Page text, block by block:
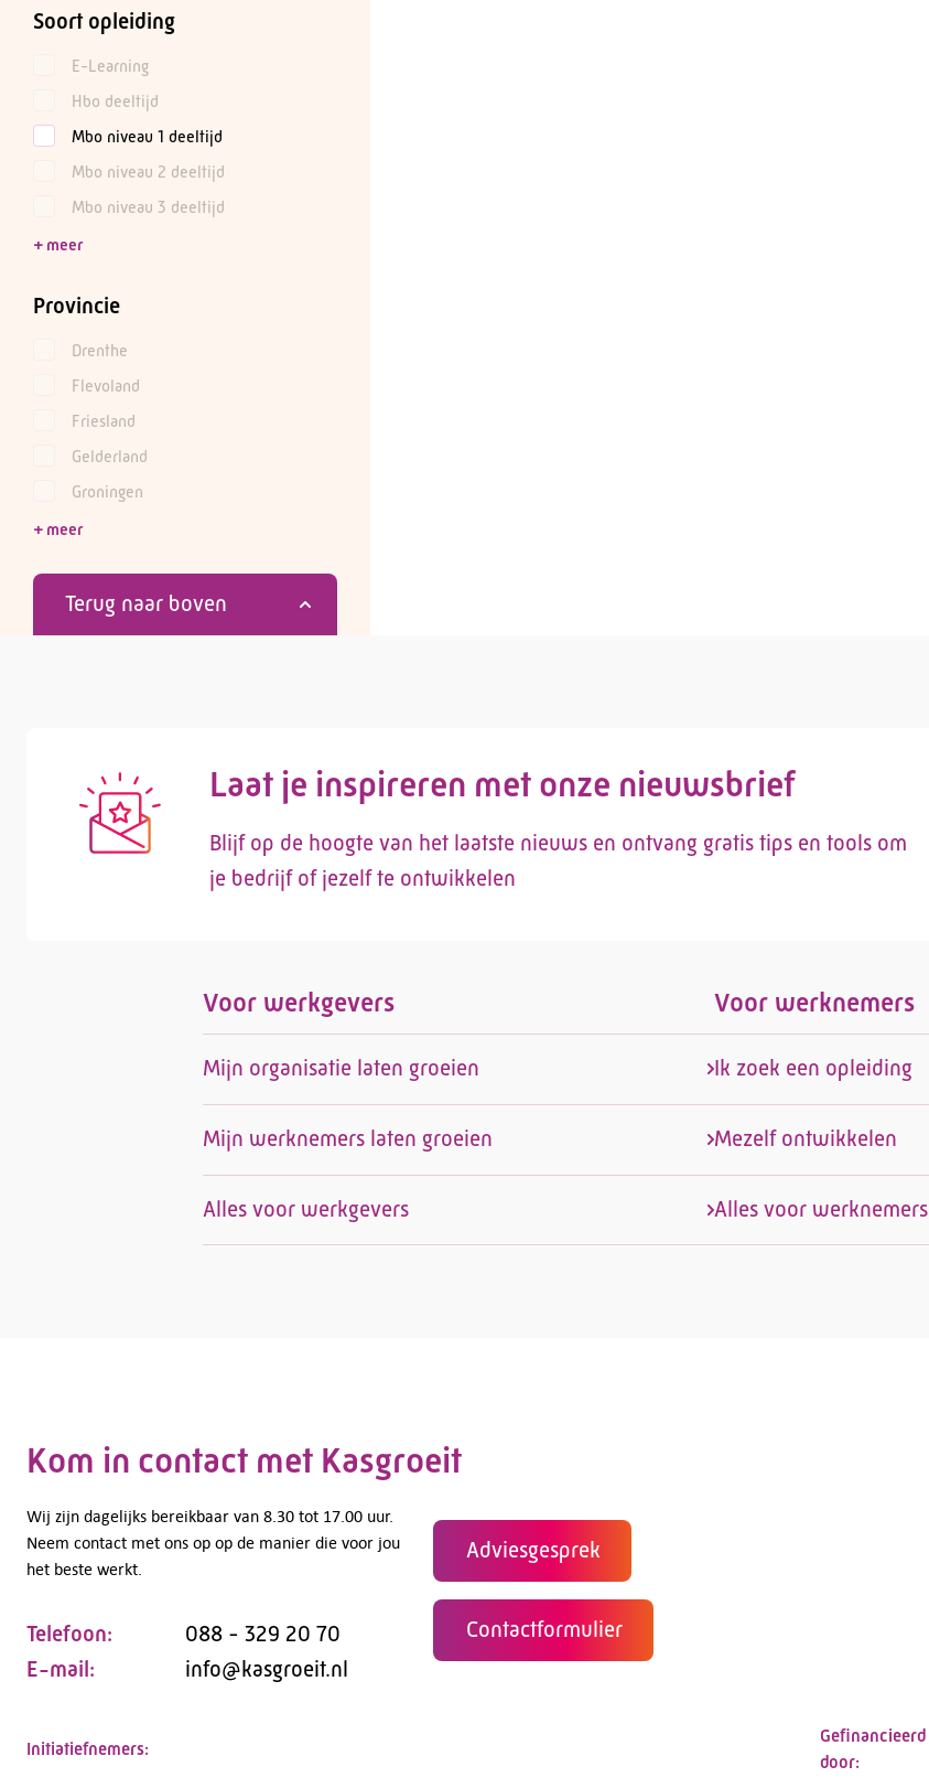
Soort opleiding
E-Learning
Hbo deeltijd
Mbo niveau 1 deeltijd
Mbo niveau 2 deeltijd
Mbo niveau 3 deeltijd
Provincie
Drenthe
Flevoland
Friesland
Gelderland
Groningen
Terug naar boven
Laat je inspireren met onze nieuwsbrief
Blijf op de hoogte van het laatste nieuws en ontvang gratis tips en tools om
je bedrijf of jezelf te ontwikkelen
Voor werkgevers
Mijn organisatie laten groeien
Mijn werknemers laten groeien
Alles voor werkgevers
Voor werknemers
Ik zoek een opleiding
Mezelf ontwikkelen
Alles voor werknemers
Kom in contact met Kasgroeit
Wij zijn dagelijks bereikbaar van 8.30 tot 17.00 uur.
Neem contact met ons op op de manier die voor jou
het beste werkt.
Telefoon:
088 - 329 20 70
E-mail:
info@kasgroeit.nl
Adviesgesprek
Contactformulier
Initiatiefnemers:
Gefinancieerd
door: